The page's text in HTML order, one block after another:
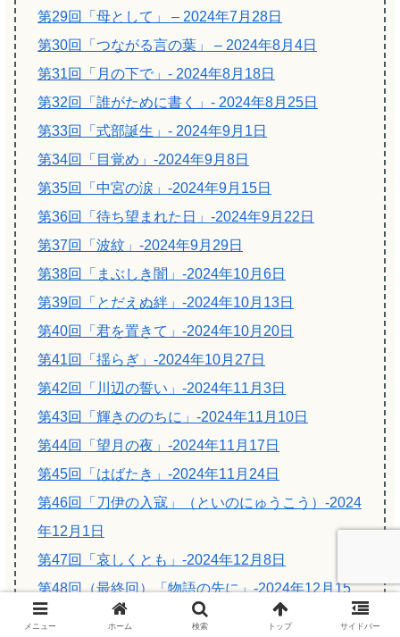
第29回「母として」 – 2024年7月28日
第30回「つながる言の葉」 – 2024年8月4日
第31回「月の下で」- 2024年8月18日
第32回「誰がために書く」- 2024年8月25日
第33回「式部誕生」- 2024年9月1日
第34回「目覚め」-2024年9月8日
第35回「中宮の涙」-2024年9月15日
第36回「待ち望まれた日」-2024年9月22日
第37回「波紋」-2024年9月29日
第38回「まぶしき闇」-2024年10月6日
第39回「とだえぬ絆」-2024年10月13日
第40回「君を置きて」-2024年10月20日
第41回「揺らぎ」-2024年10月27日
第42回「川辺の誓い」-2024年11月3日
第43回「輝きののちに」-2024年11月10日
第44回「望月の夜」-2024年11月17日
第45回「はばたき」-2024年11月24日
第46回「刀伊の入寇」（といのにゅうこう）-2024
年12月1日
第47回「哀しくとも」-2024年12月8日
第48回（最終回）「物語の先に」-2024年12月15
日
メニュー ホーム 検索 トップ サイドバー